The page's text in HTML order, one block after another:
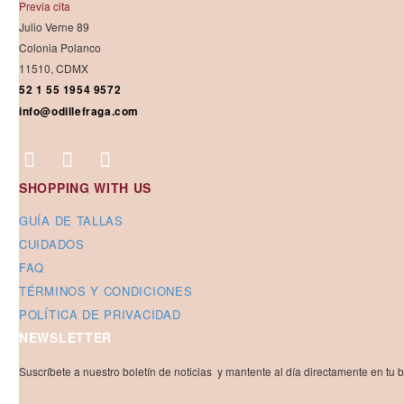
Previa cita
Julio Verne 89
Colonia Polanco
11510, CDMX
52 1 55 1954 9572
info@odillefraga.com
SHOPPING WITH US
GUÍA DE TALLAS
CUIDADOS
FAQ
TÉRMINOS Y CONDICIONES
POLÍTICA DE PRIVACIDAD
NEWSLETTER
Suscríbete a nuestro boletín de noticias y mantente al día directamente en tu